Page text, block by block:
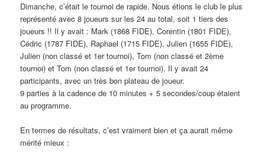
Dimanche, c’était le tournoi de rapide. Nous étions le club le plus
représenté avec 8 joueurs sur les 24 au total, soit 1 tiers des
joueurs !! Il y avait : Mark (1868 FIDE), Corentin (1801 FIDE),
Cédric (1787 FIDE), Raphael (1715 FIDE), Julien (1655 FIDE),
Julien (non classé et 1er tournoi), Tom (non classé et 2ème
tournoi) et Tom (non classé et 1er tournoi). Il y avait 24
participants, avec un très bon plateau de joueur.
9 parties à la cadence de 10 minutes + 5 secondes/coup étaient
au programme.
En termes de résultats, c’est vraiment bien et ça aurait même
mérité mieux :